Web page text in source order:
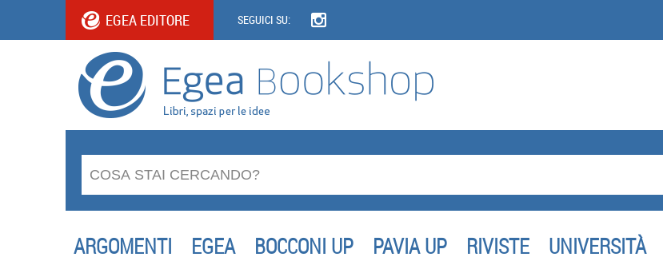
EGEA EDITORE SEGUICI SU:
ARGOMENTI EGEA BOCCONI UP PAVIA UP RIVISTE UNIVERSITÀ